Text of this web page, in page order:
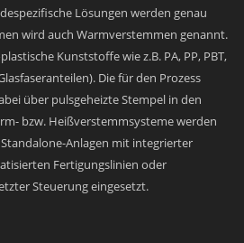
Lösungen werden genau
wird auch Warmverstemmen genannt.
Kunststoffe wie z.B. PA, PP, PBT,
Die für den Prozess
über pulsgeheizte Stempel in den
bzw. Heißverstemmsysteme werden
Anlagen mit integrierter
Fertigungslinien oder
Steuerung eingesetzt.